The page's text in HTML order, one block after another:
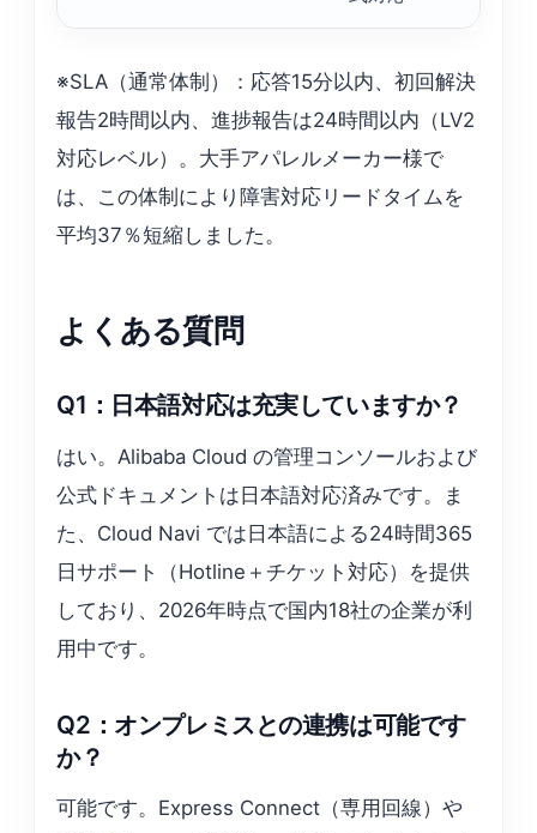
※SLA（通常体制）：応答15分以内、初回解決
報告2時間以内、進捗報告は24時間以内（LV2
対応レベル）。大手アパレルメーカー様で
は、この体制により障害対応リードタイムを
平均37％短縮しました。
よくある質問
Q1：日本語対応は充実していますか？
はい。Alibaba Cloud の管理コンソールおよび
公式ドキュメントは日本語対応済みです。ま
た、Cloud Navi では日本語による24時間365
日サポート（Hotline＋チケット対応）を提供
しており、2026年時点で国内18社の企業が利
用中です。
Q2：オンプレミスとの連携は可能です
か？
可能です。Express Connect（専用回線）や